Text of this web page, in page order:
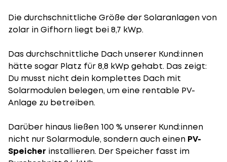
Die durchschnittliche Größe der Solaranlagenvon
zolar in Gifhorn liegt bei 8,7 kWp.
Das durchschnittliche Dach unserer Kund:innen
hätte sogar Platz für 8,8 kWp gehabt. Das zeigt:
Du musst nicht dein komplettes Dach mit
Solarmodulen belegen, um eine rentable PV-
Anlage zu betreiben.
Darüber hinaus ließen 100 % unserer Kund:innen
nicht nur Solarmodule, sondern auch einen PV-
Speicher installieren. Der Speicher fasst im